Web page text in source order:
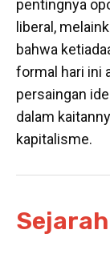
pentingnya
liberal,
bahwa
formal hari ini
persaingan
dalam
kapitalisme.